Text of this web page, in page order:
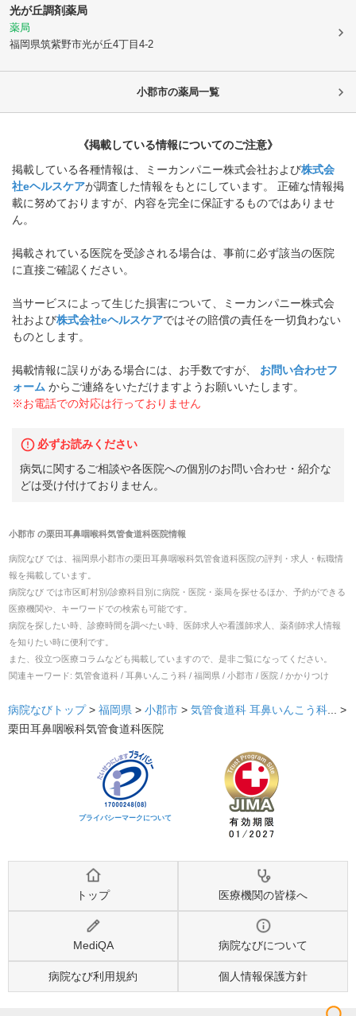
光が丘調剤薬局
薬局
福岡県筑紫野市光が丘4丁目4-2
小郡市の薬局一覧
《掲載している情報についてのご注意》
掲載している各種情報は、ミーカンパニー株式会社および株式会
社eヘルスケアが調査した情報をもとにしています。 正確な情報掲
載に努めておりますが、内容を完全に保証するものではありませ
ん。
掲載されている医院を受診される場合は、事前に必ず該当の医院
に直接ご確認ください。
当サービスによって生じた損害について、ミーカンパニー株式会
社および株式会社eヘルスケアではその賠償の責任を一切負わない
ものとします。
掲載情報に誤りがある場合には、お手数ですが、
お問い合わせフ
ォーム からご連絡をいただけますようお願いいたします。
※お電話での対応は行っておりません
必ずお読みください
病気に関するご相談や各医院への個別のお問い合わせ・紹介な
どは受け付けておりません。
小郡市の栗田耳鼻咽喉科気管食道科医院情報
病院なび では、 福岡県小郡市の栗田耳鼻咽喉科気管食道科医院の評判・求人・転職情
報を掲載しています。
病院なび では市区町村別/診療科目別に病院・医院・薬局を探せるほか、予約ができる
医療機関や、キーワードでの検索も可能です。
病院を探したい時、診療時間を調べたい時、医師求人や看護師求人、薬剤師求人情報
を知りたい時に便利です。
また、役立つ医療コラムなども掲載していますので、是非ご覧になってください。
関連キーワード: 気管食道科 / 耳鼻いんこう科 / 福岡県 / 小郡市 / 医院 / かかりつけ
病院なびトップ > 福岡県 > 小郡市 > 気管食道科 耳鼻いんこう科... >
栗田耳鼻咽喉科気管食道科医院
プライバシーマークについて
トップ 医療機関の皆様へ
MediQA 病院なびについて
病院なび利用規約 個人情報保護方針